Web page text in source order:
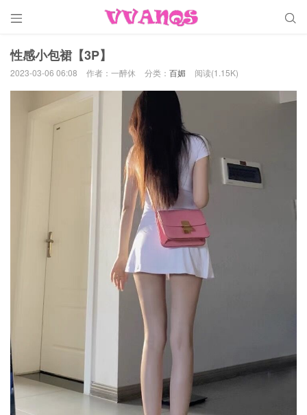
 
性感小包裙【3P】
2023-03-06 06:08 作者：一醉休 分类： 百媚 阅读(1.15K)